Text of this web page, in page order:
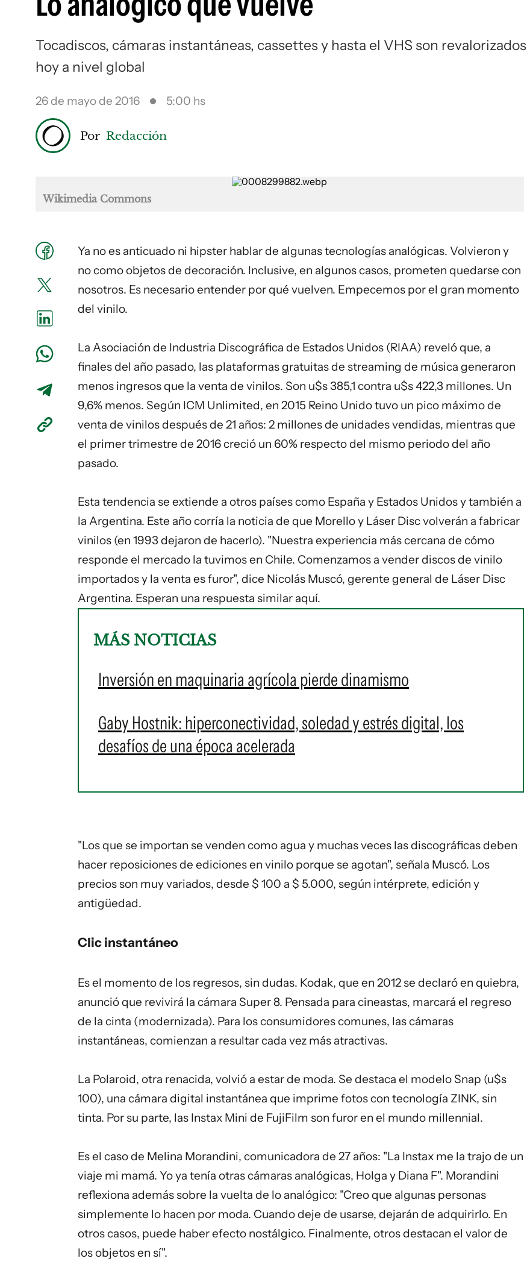
Tocadiscos, cámaras instantáneas, cassettes y hasta el VHS son revalorizados
hoy a nivel global
26 de mayo de 2016 5:00 hs
Por Redacción
Wikimedia Commons
Ya no es anticuado ni hipster hablar de algunas tecnologías analógicas. Volvieron y
no como objetos de decoración. Inclusive, en algunos casos, prometen quedarse con
nosotros. Es necesario entender por qué vuelven. Empecemos por el gran momento
del vinilo.
La Asociación de Industria Discográfica de Estados Unidos (RIAA) reveló que, a
finales del año pasado, las plataformas gratuitas de streaming de música generaron
menos ingresos que la venta de vinilos. Son u$s 385,1 contra u$s 422,3 millones. Un
9,6% menos. Según ICM Unlimited, en 2015 Reino Unido tuvo un pico máximo de
venta de vinilos después de 21 años: 2 millones de unidades vendidas, mientras que
el primer trimestre de 2016 creció un 60% respecto del mismo periodo del año
pasado.
Esta tendencia se extiende a otros países como España y Estados Unidos y también a
la Argentina. Este año corría la noticia de que Morello y Láser Disc volverán a fabricar
vinilos (en 1993 dejaron de hacerlo). "Nuestra experiencia más cercana de cómo
responde el mercado la tuvimos en Chile. Comenzamos a vender discos de vinilo
importados y la venta es furor", dice Nicolás Muscó, gerente general de Láser Disc
Argentina. Esperan una respuesta similar aquí.
MÁS NOTICIAS
Inversión en maquinaria agrícola pierde dinamismo
Gaby Hostnik: hiperconectividad, soledad y estrés digital, los
desafíos de una época acelerada
"Los que se importan se venden como agua y muchas veces las discográficas deben
hacer reposiciones de ediciones en vinilo porque se agotan", señala Muscó. Los
precios son muy variados, desde $ 100 a $ 5.000, según intérprete, edición y
antigüedad.
Clic instantáneo
Es el momento de los regresos, sin dudas. Kodak, que en 2012 se declaró en quiebra,
anunció que revivirá la cámara Super 8. Pensada para cineastas, marcará el regreso
de la cinta (modernizada). Para los consumidores comunes, lascámaras
instantáneas, comienzan a resultar cada vez más atractivas.
La Polaroid, otra renacida, volvió a estar de moda. Se destaca el modelo Snap (u$s
100), una cámara digital instantánea que imprime fotos con tecnología ZINK, sin
tinta. Por su parte, las Instax Mini de FujiFilm son furor en el mundo millennial.
Es el caso de Melina Morandini, comunicadora de 27 años: "La Instax me la trajo de un
viaje mi mamá. Yo ya tenía otras cámaras analógicas, Holga y Diana F". Morandini
reflexiona además sobre la vuelta de lo analógico: "Creo que algunas personas
simplemente lo hacen por moda. Cuando deje de usarse, dejarán de adquirirlo. En
otros casos, puede haber efecto nostálgico. Finalmente, otros destacan el valor de
los objetos en sí".